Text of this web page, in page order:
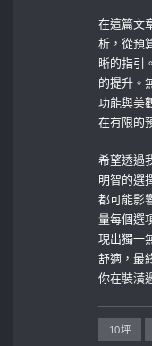
在這篇文
析，從預
晰的指引
的提升。
功能與美
在有限的
希望透過
明智的選
都可能影
量每個選
現出獨一
舒適，最
你在裝潢
10坪